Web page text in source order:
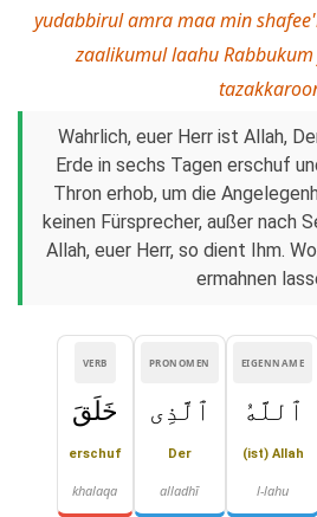
yudabbirul amra maa min
zaalikumul laahu
Wahrlich, euer Herr ist Allah,
Erde in sechs Tagen erschuf
Thron erhob, um die
keinen Fürsprecher, außer nach
Allah, euer Herr, so dient Ihm.
ermahnen
EIGENNAME
ٱللَّهُ
(ist) Allah
l-lahu
PRONOMEN
ٱلَّذِى
Der
alladhī
VERB
خَلَقَ
erschuf
khalaqa